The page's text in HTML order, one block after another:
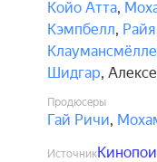
Койо Атта,
Кэмпбелл,
Шидгар,
Продюсеры
Гай Ричи,
Источник